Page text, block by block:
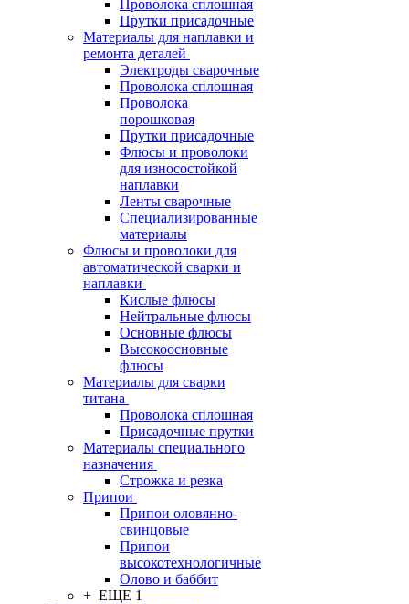
Проволока сплошная
Прутки присадочные
Материалы для наплавки и
ремонта деталей
Электроды сварочные
Проволока сплошная
Проволока
порошковая
Прутки присадочные
Флюсы и проволоки
для износостойкой
наплавки
Ленты сварочные
Специализированные
материалы
Флюсы и проволоки для
автоматической сварки и
наплавки
Кислые флюсы
Нейтральные флюсы
Основные флюсы
Высокоосновные
флюсы
Материалы для сварки
титана
Проволока сплошная
Присадочные прутки
Материалы специального
назначения
Строжка и резка
Припои
Припои оловянно-
свинцовые
Припои
высокотехнологичные
Олово и баббит
+ ЕЩЕ 1